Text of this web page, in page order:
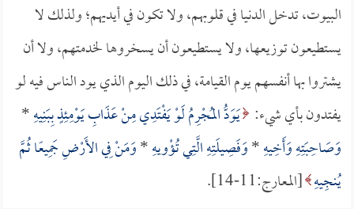
البيوت، تدخل الدنيا في قلوبهم، ولا تكون في أيديهم؛ ولذلك لا
يستطيعون توزيعها، ولا يستطيعون أن يسخروها لخدمتهم، ولا أن
يشتروا بها أنفسهم يوم القيامة، في ذلك اليوم الذي يود الناس فيه لو
يفتدون بأي شيء: يَوَدُّ المُجْرِمُ لَوْ يَفْتَدِي مِنْ عَذَابِ يَوْمِئِذٍ بِبَنِيهِ*
وَصَاحِبَتِهِ وَأَخِيهِ*وَفَصِيلَتِهِ الَّتِي تُؤْويهِ*وَمَنْ فِي الأَرْضِ جَمِيعًا ثُمَّ
يُنجِيهِ [المعارج:11-14].